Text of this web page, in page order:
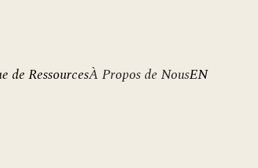
de RessourcesÀ Propos de NousEN